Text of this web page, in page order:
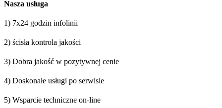
Nasza usługa
1) 7x24 godzin infolinii
2) ścisła kontrola jakości
3) Dobra jakość w pozytywnej cenie
4) Doskonałe usługi po serwisie
5) Wsparcie techniczne on-line